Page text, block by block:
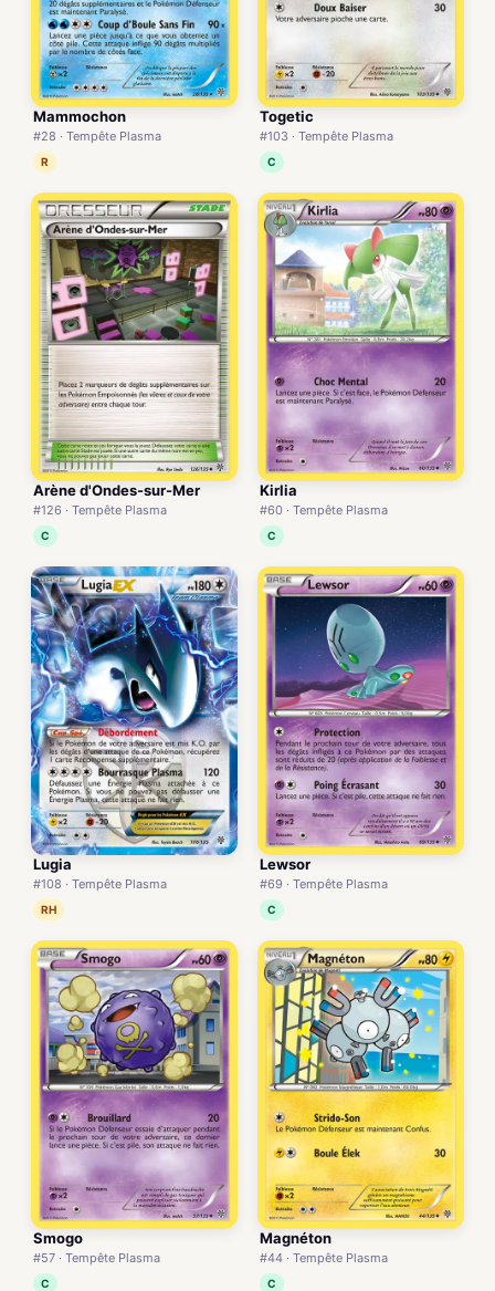
Mammochon
#28 · Tempête Plasma
R
Togetic
#103 · Tempête Plasma
C
Arène d'Ondes-sur-Mer
#126 · Tempête Plasma
C
Kirlia
#60 · Tempête Plasma
C
Lugia
#108 · Tempête Plasma
RH
Lewsor
#69 · Tempête Plasma
C
Smogo
#57 · Tempête Plasma
C
Magnéton
#44 · Tempête Plasma
C